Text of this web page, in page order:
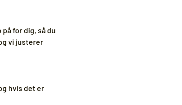
for dig, så du
vi justerer
hvis det er